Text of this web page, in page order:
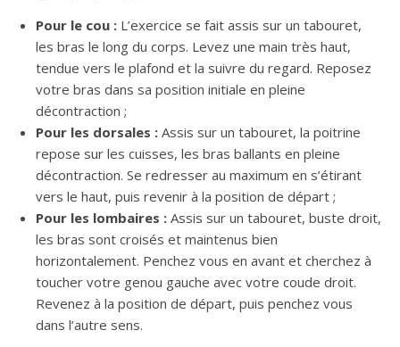
Pour le cou : L’exercice se fait assis sur un tabouret,
les bras le long du corps. Levez une main très haut,
tendue vers le plafond et la suivre du regard. Reposez
votre bras dans sa position initiale en pleine
décontraction ;
Pour les dorsales : Assis sur un tabouret, la poitrine
repose sur les cuisses, les bras ballants en pleine
décontraction. Se redresser au maximum en s’étirant
vers le haut, puis revenir à la position de départ ;
Pour les lombaires : Assis sur un tabouret, buste droit,
les bras sont croisés et maintenus bien
horizontalement. Penchez vous en avant et cherchez à
toucher votre genou gauche avec votre coude droit.
Revenez à la position de départ, puis penchez vous
dans l’autre sens.